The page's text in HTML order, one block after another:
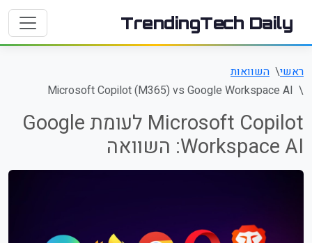
TrendingTech Daily
ראשי
השוואות
Microsoft Copilot (M365) vs Google Workspace AI
Microsoft Copilot לעומת Google
Workspace AI: השוואה